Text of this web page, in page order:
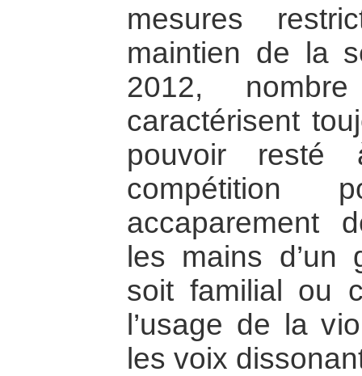
mesures
maintien de la
2012,
caractérisent
pouvoir resté
compétition
accaparement
les mains d’un
soit familial ou
l’usage de la
les voix